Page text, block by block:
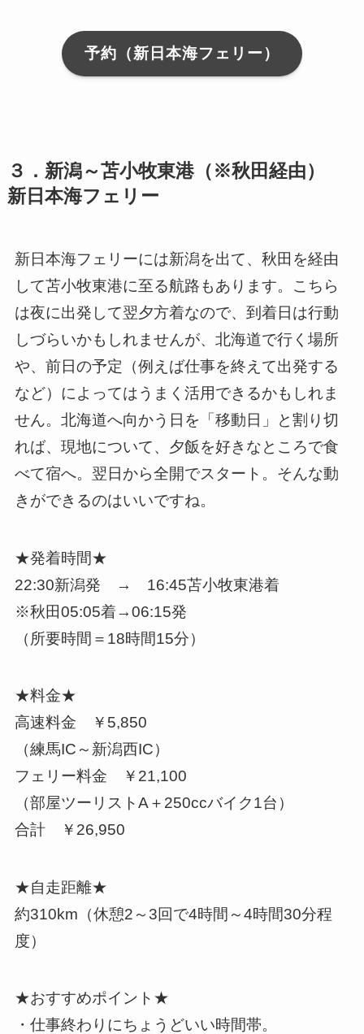
予約（新日本海フェリー）
３．新潟～苫小牧東港（※秋田経由）
新日本海フェリー
新日本海フェリーには新潟を出て、秋田を経由
して苫小牧東港に至る航路もあります。こちら
は夜に出発して翌夕方着なので、到着日は行動
しづらいかもしれませんが、北海道で行く場所
や、前日の予定（例えば仕事を終えて出発する
など）によってはうまく活用できるかもしれま
せん。北海道へ向かう日を「移動日」と割り切
れば、現地について、夕飯を好きなところで食
べて宿へ。翌日から全開でスタート。そんな動
きができるのはいいですね。
★発着時間★
22:30新潟発 → 16:45苫小牧東港着
※秋田05:05着→06:15発
（所要時間＝18時間15分）
★料金★
高速料金 ￥5,850
（練馬IC～新潟西IC）
フェリー料金 ￥21,100
（部屋ツーリストA＋250ccバイク1台）
合計 ￥26,950
★自走距離★
約310km（休憩2～3回で4時間～4時間30分程
度）
★おすすめポイント★
・仕事終わりにちょうどいい時間帯。